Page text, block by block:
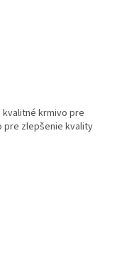
krmivo pre
pre zlepšenie kvality